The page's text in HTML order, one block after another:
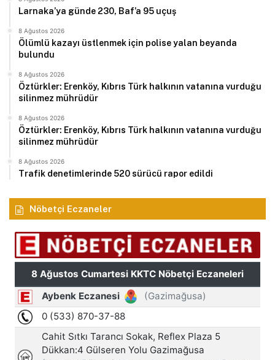
Larnaka’ya günde 230, Baf’a 95 uçuş
8 Ağustos 2026
Ölümlü kazayı üstlenmek için polise yalan beyanda
bulundu
8 Ağustos 2026
Öztürkler: Erenköy, Kıbrıs Türk halkının vatanına vurduğu
silinmez mührüdür
8 Ağustos 2026
Öztürkler: Erenköy, Kıbrıs Türk halkının vatanına vurduğu
silinmez mührüdür
8 Ağustos 2026
Trafik denetimlerinde 520 sürücü rapor edildi
Nöbetçi Eczaneler